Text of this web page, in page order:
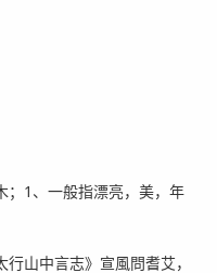
；1、一般指漂亮，美，年
山中言志》宣風問耆艾，